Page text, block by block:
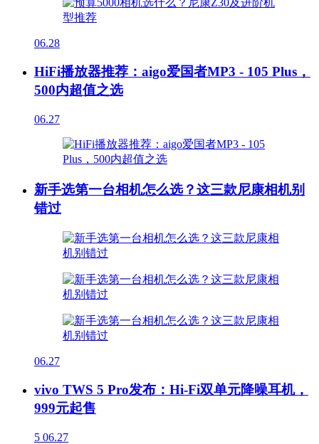
06.28
HiFi播放器推荐：aigo爱国者MP3 - 105 Plus，
500内超值之选
06.27
新手选第一台相机怎么选？这三款尼康相机别
错过
06.27
vivo TWS 5 Pro发布：Hi-Fi双单元降噪耳机，
999元起售
5 06.27